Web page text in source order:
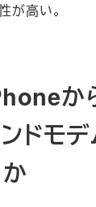
が高い。
か
ドモ